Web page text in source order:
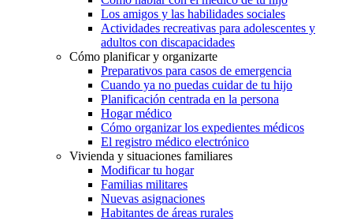
Los amigos y las habilidades sociales
Actividades recreativas para adolescentes y
adultos con discapacidades
Cómo planificar y organizarte
Preparativos para casos de emergencia
Cuando ya no puedas cuidar de tu hijo
Planificación centrada en la persona
Hogar médico
Cómo organizar los expedientes médicos
El registro médico electrónico
Vivienda y situaciones familiares
Modificar tu hogar
Familias militares
Nuevas asignaciones
Habitantes de áreas rurales